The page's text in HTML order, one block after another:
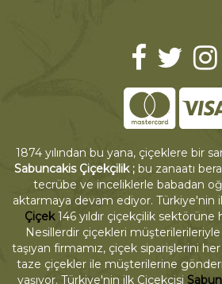
1874 yılından bu yana, çiçeklere bir
Sabuncakis Çiçekçilik ; bu zanaatı
tecrübe ve inceliklerle babadan
aktarmaya devam ediyor. Türkiye'nin
Çiçek146 yıldır çiçekçilik
Nesillerdir çiçekleri
taşıyan firmamız, çiçek siparişlerini
taze çiçekler ile müşterilerine
yaşıyor. Türkiye'nin ilk Çiçekçisi